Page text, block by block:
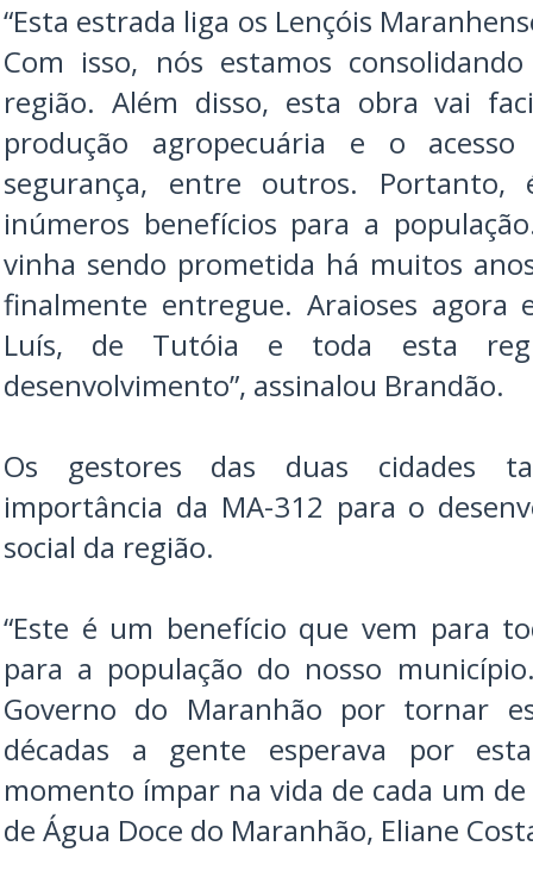
“Esta estrada liga os Lençóis
Com isso, nós estamos
região. Além disso, esta obra vai
produção agropecuária e o
segurança, entre outros.
inúmeros benefícios para a
vinha sendo prometida há muitos
finalmente entregue. Araioses agora
Luís, de Tutóia e toda esta
desenvolvimento”, assinalou Brandão.
Os gestores das duas cidades
importância da MA-312 para o
social da região.
“Este é um benefício que vem para
para a população do nosso
Governo do Maranhão por tornar
décadas a gente esperava por
momento ímpar na vida de cada um
de Água Doce do Maranhão, Eliane